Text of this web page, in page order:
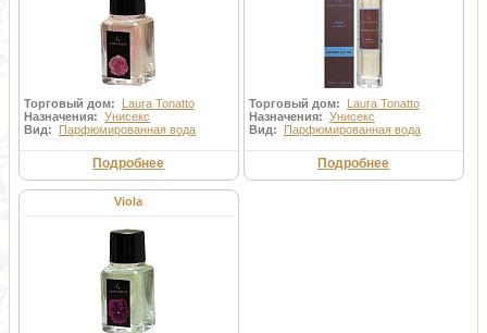
Торговый дом: Laura Tonatto
Назначения: Унисекс
Вид: Парфюмированная вода
Подробнее
Торговый дом: Laura Tonatto
Назначения: Унисекс
Вид: Парфюмированная вода
Подробнее
Viola